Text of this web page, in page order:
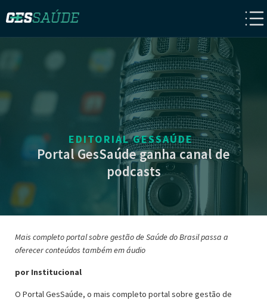
EDITORIAL GESSAÚDE
Portal GesSaúde ganha canal de
podcasts
Mais completo portal sobre gestão de Saúde do Brasil passa a
oferecer conteúdos também em áudio
por Institucional
O Portal GesSaúde, o mais completo portal sobre gestão de